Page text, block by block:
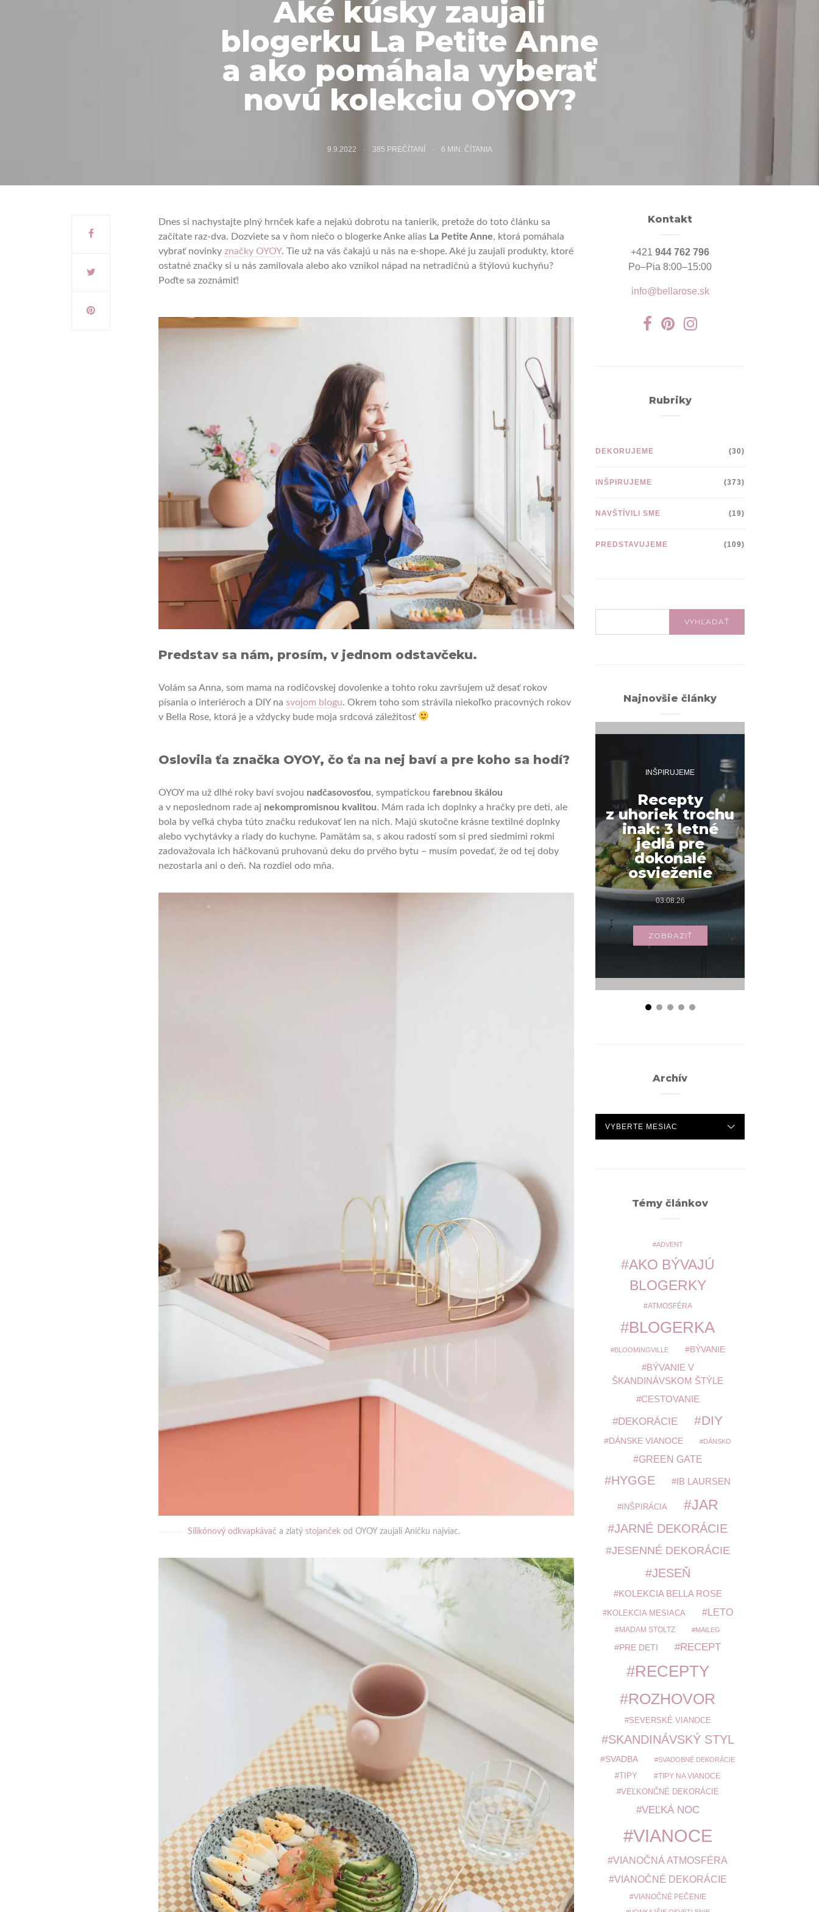
Aké kúsky zaujali
blogerku La Petite Anne
a ako pomáhala vyberať
novú kolekciu OYOY?
9.9.2022 385 PREČÍTANÍ 6 MIN. ČÍTANIA
Dnes si nachystajte plný hrnček kafe a nejakú dobrotu na tanierik, pretože do toto článku sa
začítate raz-dva. Dozviete sa v ňom niečo o blogerke Anke aliasLa Petite Anne, ktorá pomáhala
vybrať novinky značky OYOY. Tie už na vás čakajú u nás na e-shope. Aké ju zaujali produkty, ktoré
ostatné značky si u nás zamilovala alebo ako vznikol nápad na netradičnú a štýlovú kuchyňu?
Poďte sa zoznámiť!
Predstav sa nám, prosím, v jednom odstavčeku.
Volám sa Anna, som mama na rodičovskej dovolenke a tohto roku završujem už desať rokov
písania o interiéroch a DIY na svojom blogu. Okrem toho som strávila niekoľko pracovných rokov
v Bella Rose, ktorá je a vždycky bude moja srdcová záležitosť
Oslovila ťa značka OYOY, čo ťa na nej baví a pre koho sa hodí?
OYOY ma už dlhé roky baví svojou nadčasovosťou, sympatickou farebnou škálou
a v neposlednom rade aj nekompromisnou kvalitou. Mám rada ich doplnky a hračky pre deti, ale
bola by veľká chyba túto značku redukovať len na nich. Majú skutočne krásne textilné doplnky
alebo vychytávky a riady do kuchyne. Pamätám sa, s akou radostí som si pred siedmimi rokmi
zadovažovala ich háčkovanú pruhovanú deku do prvého bytu – musím povedať, že od tej doby
nezostarla ani o deň. Na rozdiel odo mňa.
Silikónový odkvapkávač a zlatý stojančekod OYOY zaujali Aničku najviac.
Kontakt
+421 944 762 796
Po–Pia 8:00–15:00
info@bellarose.sk
Rubriky
DEKORUJEME (30)
INŠPIRUJEME (373)
NAVŠTÍVILI SME (19)
PREDSTAVUJEME (109)
VYHĽADAŤ
Najnovšie články
INŠPIRUJEME
Recepty
z uhoriek trochu
inak: 3 letné
jedlá pre
dokonalé
osvieženie
03.08.26
ZOBRAZIŤ
Archív
Témy článkov
ADVENT
AKO BÝVAJÚ
BLOGERKY
ATMOSFÉRA
BLOGERKA
BLOOMINGVILLE BÝVANIE
BÝVANIE V
ŠKANDINÁVSKOM ŠTÝLE
CESTOVANIE
DEKORÁCIE DIY
DÁNSKE VIANOCE DÁNSKO
GREEN GATE
HYGGE IB LAURSEN
INŠPIRÁCIA JAR
JARNÉ DEKORÁCIE
JESENNÉ DEKORÁCIE
JESEŇ
KOLEKCIA BELLA ROSE
KOLEKCIA MESIACA LETO
MADAM STOLTZ MAILEG
PRE DETI RECEPT
RECEPTY
ROZHOVOR
SEVERSKÉ VIANOCE
SKANDINÁVSKÝ STYL
SVADBA SVADOBNÉ DEKORÁCIE
TIPY TIPY NA VIANOCE
VEĽKONČNÉ DEKORÁCIE
VEĽKÁ NOC
VIANOCE
VIANOČNÁ ATMOSFÉRA
VIANOČNÉ DEKORÁCIE
VIANOČNÉ PEČENIE